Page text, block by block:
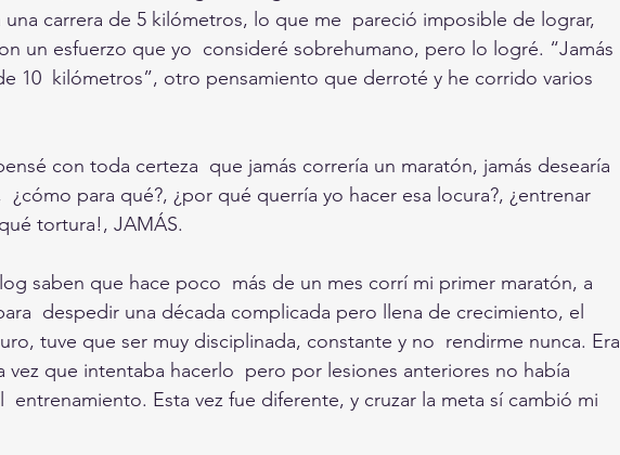
una carrera de 5 kilómetros, lo que me  pareció imposible de lograr,
un esfuerzo que yo  consideré sobrehumano, pero lo logré. “Jamás
10  kilómetros”, otro pensamiento que derroté y he corrido varios
con toda certeza  que jamás correría un maratón, jamás desearía
¿cómo para qué?, ¿por qué querría yo hacer esa locura?, ¿entrenar
tortura!, JAMÁS.
saben que hace poco  más de un mes corrí mi primer maratón, a
despedir una década complicada pero llena de crecimiento, el
tuve que ser muy disciplinada, constante y no  rendirme nunca. Era
vez que intentaba hacerlo  pero por lesiones anteriores no había
entrenamiento. Esta vez fue diferente, y cruzar la meta sí cambió mi